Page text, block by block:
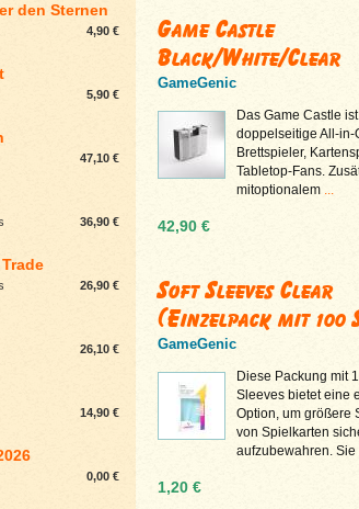
den Sternen
4,90 €
5,90 €
47,10 €
36,90 €
26,90 €
26,10 €
14,90 €
0,00 €
Game Castle
Black/White/Clear
GameGenic
Das Game Castle
doppelseitige All-in-
Brettspieler,
Tabletop-Fans.
mitoptionalem ...
42,90 €
Soft Sleeves Clear
(Einzelpack mit 100
GameGenic
Diese Packung mit
Sleeves bietet eine
Option, um größere
von Spielkarten
aufzubewahren. Sie
1,20 €